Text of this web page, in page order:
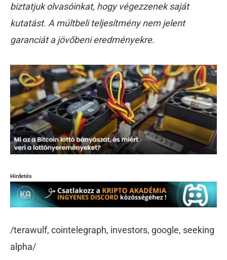
biztatjuk olvasóinkat, hogy végezzenek saját
kutatást. A múltbeli teljesítmény nem jelent
garanciát a jövőbeni eredményekre.
Hirdetés
/terawulf, cointelegraph, investors, google, seeking
alpha/